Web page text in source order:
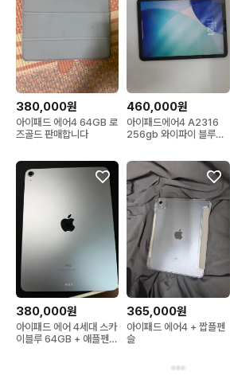
380,000원
아이패드 에어4 64GB 로
즈골드 판매합니다
460,000원
아이패드에어4 A2316
256gb 와이파이 블루색
380,000원
아이패드 에어 4세대 스카
이블루 64GB + 애플펜슬
365,000원
아이패드 에어4 + 짭플펜
슬